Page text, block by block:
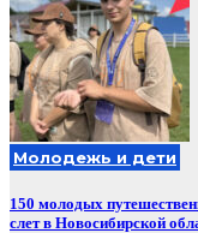
Молодежь и дети
150 молодых
слет в Новосибирской